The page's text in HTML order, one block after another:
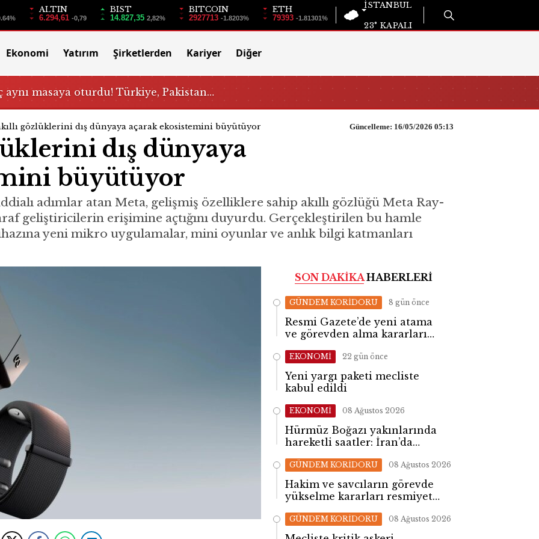
ALTIN
6.294,61 -0,79
BIST
14.827,35 2,82%
BITCOIN
2927713 -1.8203%
ETH
79393 -1.81301%
İSTANBUL
23° KAPALI
Ekonomi Yatırım Şirketlerden Kariyer Diğer
aynı masaya oturdu! Türkiye, Pakistan…
gözlüklerini dış dünyaya açarak ekosistemini büyütüyor Güncelleme: 16/05/2026 05:13
dış dünyaya
büyütüyor
adımlar atan Meta, gelişmiş özelliklere sahip akıllı gözlüğü Meta Ray-
geliştiricilerin erişimine açtığını duyurdu. Gerçekleştirilen bu hamle
yeni mikro uygulamalar, mini oyunlar ve anlık bilgi katmanları
SON DAKİKAHABERLERİ
GÜNDEM KORİDORU 8 gün önce
Resmi Gazete’de yeni atama
ve görevden alma kararları
EKONOMİ 22 gün önce
Yeni yargı paketi mecliste
kabul edildi
EKONOMİ 08 Ağustos 2026
Hürmüz Boğazı yakınlarında
hareketli saatler: İran’da
GÜNDEM KORİDORU 08 Ağustos 2026
Hakim ve savcıların görevde
yükselme kararları resmiyet
GÜNDEM KORİDORU 08 Ağustos 2026